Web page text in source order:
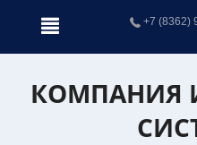
+7 (8362)
КОМПАНИЯ